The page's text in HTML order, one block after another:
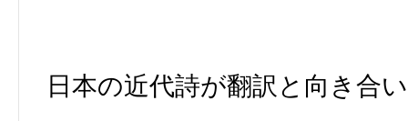
日本の近代詩が翻訳と向き合